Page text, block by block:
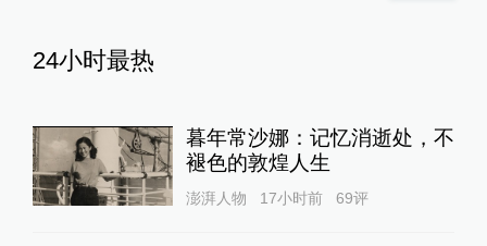
24小时最热
暮年常沙娜：记忆消逝处，不
褪色的敦煌人生
澎湃人物 17小时前 69评